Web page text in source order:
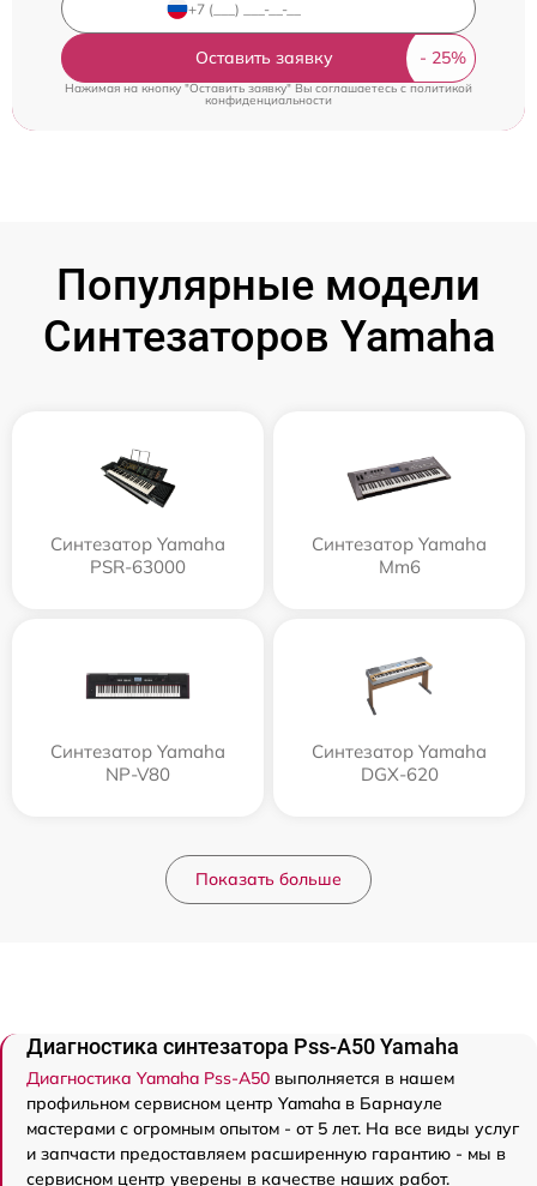
Оставить заявку
Нажимая на кнопку "Оставить заявку" Вы соглашаетесь c политикой
конфиденциальности
Популярные модели
Синтезаторов Yamaha
Синтезатор Yamaha
PSR-63000
Синтезатор Yamaha
Mm6
Синтезатор Yamaha
NP-V80
Синтезатор Yamaha
DGX-620
Показать больше
Диагностика синтезатора Pss-A50 Yamaha
Диагностика Yamaha Pss-A50 выполняется в нашем
профильном сервисном центр Yamaha в Барнауле
мастерами с огромным опытом - от 5 лет. На все виды услуг
и запчасти предоставляем расширенную гарантию - мы в
сервисном центр уверены в качестве наших работ.